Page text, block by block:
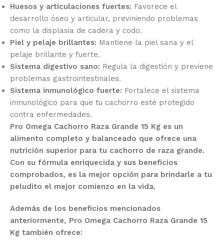
Huesos y articulaciones fuertes: Favorece el
desarrollo óseo y articular, previniendo problemas
como la displasia de cadera y codo.
Piel y pelaje brillantes: Mantiene la piel sana y el
pelaje brillante y fuerte.
Sistema digestivo sano: Regula la digestión y previene
problemas gastrointestinales.
Sistema inmunológico fuerte: Fortalece el sistema
inmunológico para que tu cachorro esté protegido
contra enfermedades.
Pro Omega Cachorro Raza Grande 15 Kg es un
alimento completo y balanceado que ofrece una
nutrición superior para tu cachorro de raza grande.
Con su fórmula enriquecida y sus beneficios
comprobados, es la mejor opción para brindarle a tu
peludito el mejor comienzo en la vida.
Además de los beneficios mencionados
anteriormente, Pro Omega Cachorro Raza Grande 15
Kg también ofrece: